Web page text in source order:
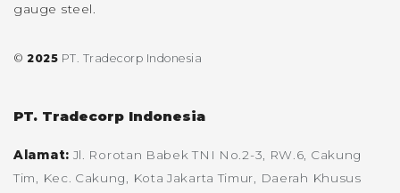
gauge steel.
© 2025 PT. Tradecorp Indonesia
PT. Tradecorp Indonesia
Alamat: Jl. Rorotan Babek TNI No.2-3, RW.6, Cakung
Tim, Kec. Cakung, Kota Jakarta Timur, Daerah Khusus